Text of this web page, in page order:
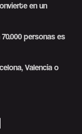
en un
personas es
Valencia o